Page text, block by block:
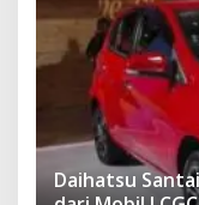
Daihatsu